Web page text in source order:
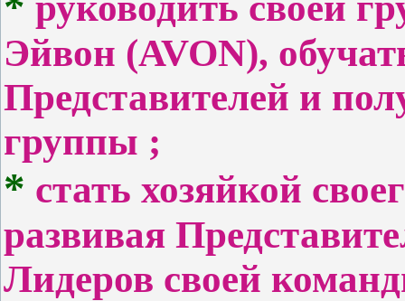
Эйвон (AVON),
Представителей и
группы ;
* стать хозяйкой
развивая
Лидеров своей